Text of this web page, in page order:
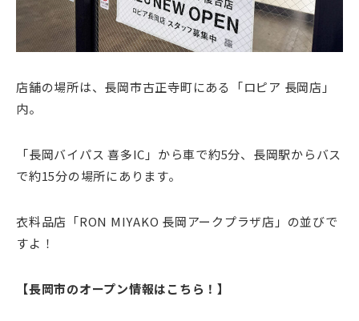
店舗の場所は、長岡市古正寺町にある「ロピア 長岡店」
内。
「長岡バイパス 喜多IC」から車で約5分、長岡駅からバス
で約15分の場所にあります。
衣料品店「RON MIYAKO 長岡アークプラザ店」の並びで
すよ！
【長岡市のオープン情報はこちら！】